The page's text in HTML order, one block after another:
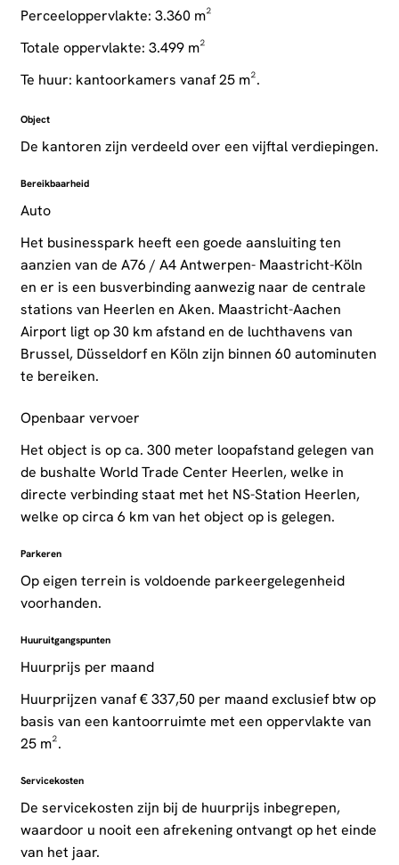
Perceeloppervlakte: 3.360 m²
Totale oppervlakte: 3.499 m²
Te huur: kantoorkamers vanaf 25 m².
Object
De kantoren zijn verdeeld over een vijftal verdiepingen.
Bereikbaarheid
Auto
Het businesspark heeft een goede aansluiting ten
aanzien van de A76 / A4 Antwerpen- Maastricht-Köln
en er is een busverbinding aanwezig naar de centrale
stations van Heerlen en Aken. Maastricht-Aachen
Airport ligt op 30 km afstand en de luchthavens van
Brussel, Düsseldorf en Köln zijn binnen 60 autominuten
te bereiken.
Openbaar vervoer
Het object is op ca. 300 meter loopafstand gelegen van
de bushalte World Trade Center Heerlen, welke in
directe verbinding staat met het NS-Station Heerlen,
welke op circa 6 km van het object op is gelegen.
Parkeren
Op eigen terrein is voldoende parkeergelegenheid
voorhanden.
Huuruitgangspunten
Huurprijs per maand
Huurprijzen vanaf € 337,50 per maand exclusief btw op
basis van een kantoorruimte met een oppervlakte van
25 m².
Servicekosten
De servicekosten zijn bij de huurprijs inbegrepen,
waardoor u nooit een afrekening ontvangt op het einde
van het jaar.